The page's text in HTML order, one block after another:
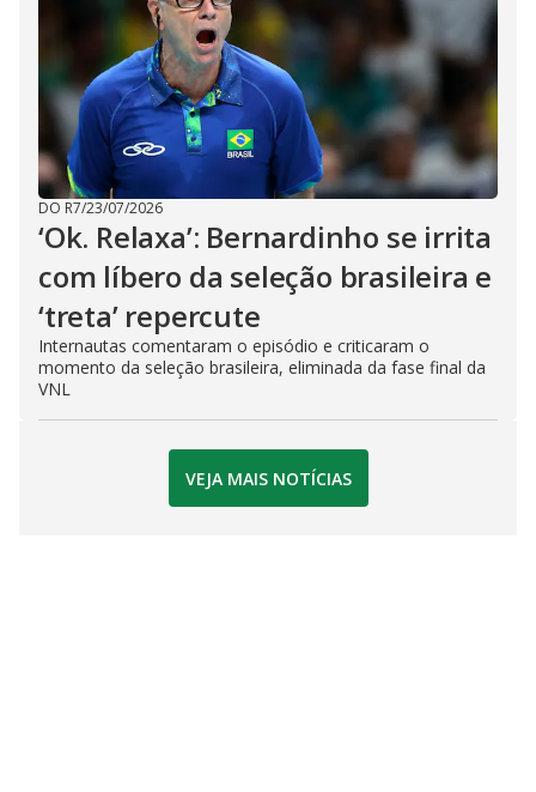
DO R7/23/07/2026
‘Ok. Relaxa’: Bernardinho se irrita
com líbero da seleção brasileira e
‘treta’ repercute
Internautas comentaram o episódio e criticaram o
momento da seleção brasileira, eliminada da fase final da
VNL
VEJA MAIS NOTÍCIAS